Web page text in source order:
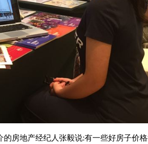
房地产经纪人张毅说:有一些好房子价